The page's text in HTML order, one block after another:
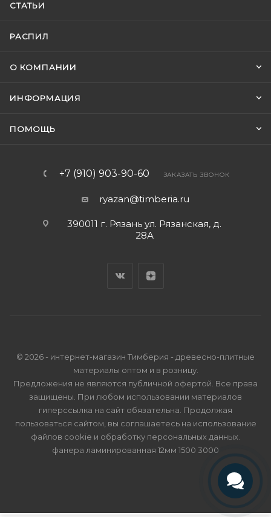
СТАТЬИ
РАСПИЛ
О КОМПАНИИ
ИНФОРМАЦИЯ
ПОМОЩЬ
+7 (910) 903-90-60 ЗАКАЗАТЬ ЗВОНОК
ryazan@timberia.ru
390011 г. Рязань ул. Рязанская, д.
28А
© 2026 - интернет-магазин Тимберия - древесно-плитные
материалы оптом и в розницу.
Предложения не являются публичной офертой. Все права
защищены. При любом использовании материалов
гиперссылка на сайт обязательна. Продолжая
пользоваться сайтом, вы соглашаетесь на использование
файлов cookie и обработку персональных данных
фанера ламинированная 12мм 1500 3000